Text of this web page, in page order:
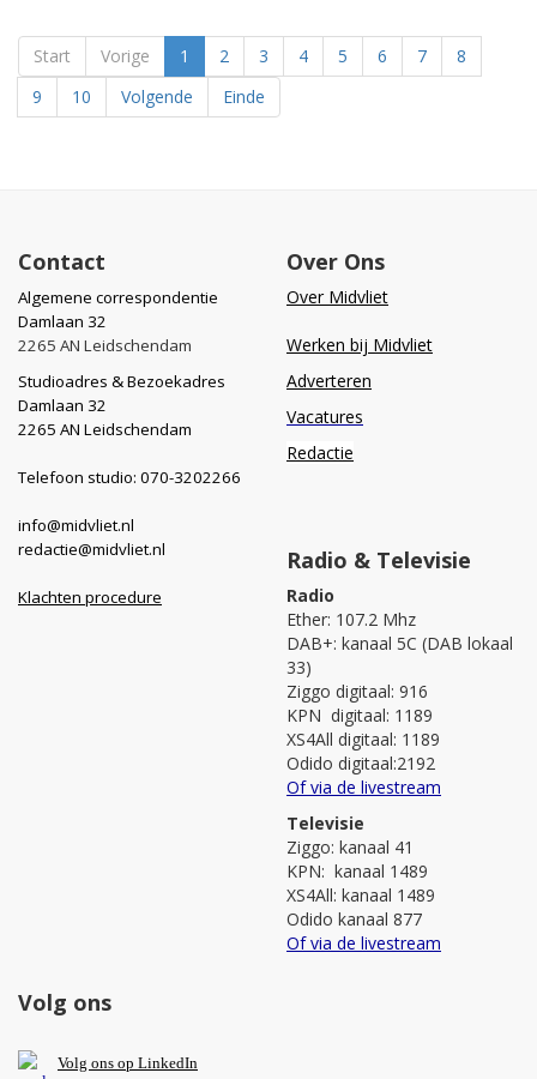
Start Vorige 1 2 3 4 5 6 7
8
9
10 Volgende Einde
Contact
Algemene correspondentie
Damlaan 32
2265 AN Leidschendam
Studioadres & Bezoekadres
Damlaan 32
2265 AN Leidschendam
Telefoon studio: 070-3202266
info@midvliet.nl
redactie@midvliet.nl
Klachten procedure
Over Ons
Over Midvliet
Werken bij Midvliet
Adverteren
Vacatures
Redactie
Radio & Televisie
Radio
Ether: 107.2 Mhz
DAB+: kanaal 5C (DAB lokaal
33)
Ziggo digitaal: 916
KPN digitaal: 1189
XS4All digitaal: 1189
Odido digitaal:2192
Of via de livestream
Televisie
Ziggo: kanaal 41
KPN: kanaal 1489
XS4All: kanaal 1489
Odido kanaal 877
Of via de livestream
Volg ons
Volg ons op LinkedIn